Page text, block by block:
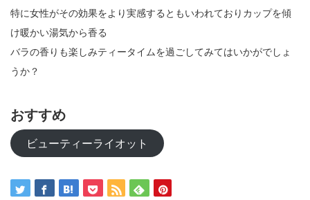
特に女性がその効果をより実感するともいわれておりカップを傾
け暖かい湯気から香る
バラの香りも楽しみティータイムを過ごしてみてはいかがでしょ
うか？
おすすめ
ビューティーライオット